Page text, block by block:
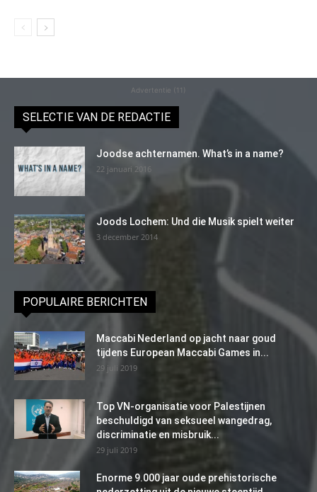
Advertentie (11)
SELECTIE VAN DE REDACTIE
Joodse achternamen. What’s in a name?
22 januari 2016
Joods Lochem: Und die Musik spielt weiter
3 december 2014
POPULAIRE BERICHTEN
Maccabi Nederland op jacht naar goud
tijdens European Maccabi Games in...
29 juli 2019
Top VN-organisatie voor Palestijnen
beschuldigd van seksueel wangedrag,
discriminatie en misbruik...
29 juli 2019
Enorme 9.000 jaar oude prehistorische